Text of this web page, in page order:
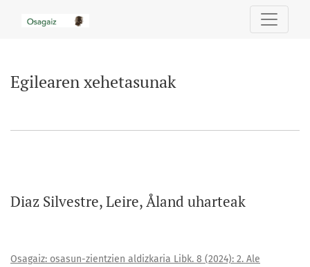
Egilearen xehetasunak
Diaz Silvestre, Leire, Åland uharteak
Osagaiz: osasun-zientzien aldizkaria Libk. 8 (2024): 2. Ale